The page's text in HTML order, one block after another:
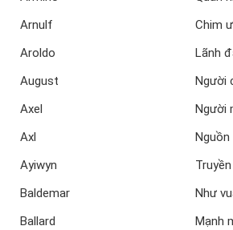
Arnulf
Chim
Aroldo
Lãnh
August
Người
Axel
Người
Axl
Ayiwyn
Baldemar
Như
Ballard
Mạnh